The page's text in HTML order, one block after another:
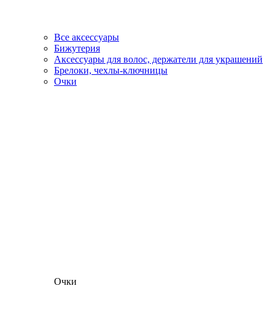
Все аксессуары
Бижутерия
Аксессуары для волос, держатели для украшений
Брелоки, чехлы-ключницы
Очки
Очки